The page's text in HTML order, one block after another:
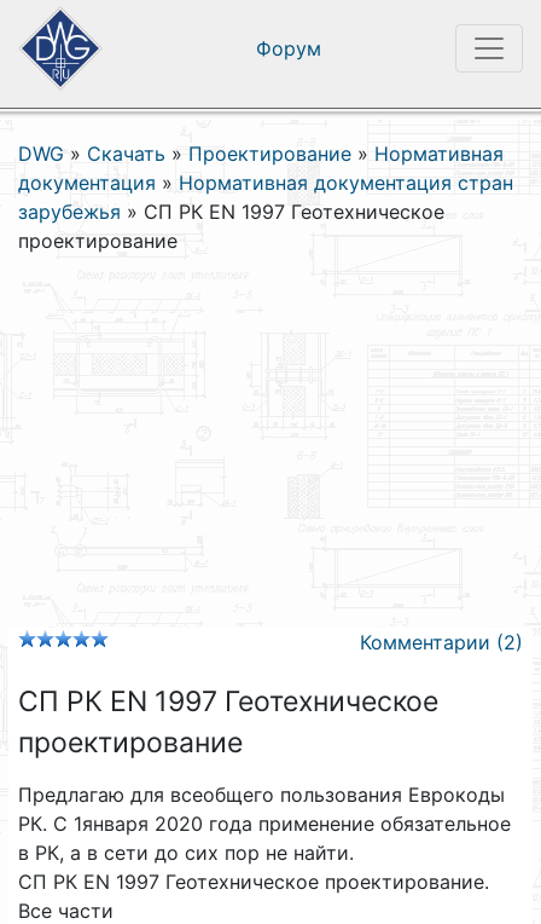
Форум
DWG » Скачать » Проектирование » Нормативная
документация » Нормативная документация стран
зарубежья » СП РК EN 1997 Геотехническое
проектирование
Комментарии (2)
СП РК EN 1997 Геотехническое
проектирование
Предлагаю для всеобщего пользования Еврокоды
РК. С 1января 2020 года применение обязательное
в РК, а в сети до сих пор не найти.
СП РК EN 1997 Геотехническое проектирование.
Все части